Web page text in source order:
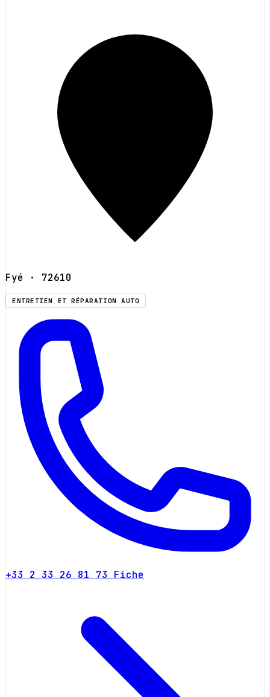
Fyé · 72610
ENTRETIEN ET RÉPARATION AUTO
+33 2 33 26 81 73 Fiche